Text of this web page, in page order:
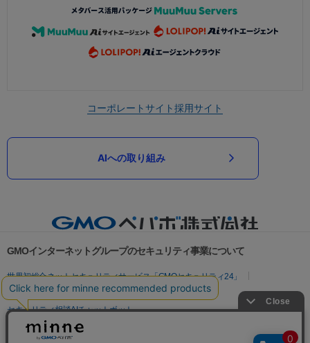
コーポレートサイト採用サイト
AIへの取り組み
GMOインターネットグループのセキュリティ事業について
世界初総合ネットセキュリティサービス「GMOセキュリティ24」
パスワード漏洩診断
Webサイトリスク診断
セキュリティ相談AIチャットボット
実在証明・盗聴対策